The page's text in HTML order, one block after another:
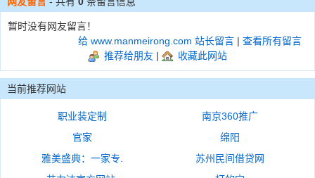
暂时没有网友留言！
给 www.manmeirong.com 站长留言 | 查看所有留言
推荐给朋友 | 收藏此网站
当前推荐网站
职业装定制
南京360推广
官家
绵阳
雅美盛典：一家专.
苏州民间借贷网